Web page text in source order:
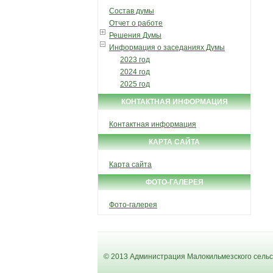
Состав думы
Отчет о работе
Решения Думы
Информация о заседаниях Думы
2023 год
2024 год
2025 год
КОНТАКТНАЯ ИНФОРМАЦИЯ
Контактная информация
КАРТА САЙТА
Карта сайта
ФОТО-ГАЛЕРЕЯ
Фото-галерея
© 2013 Администрация Малокильмезского